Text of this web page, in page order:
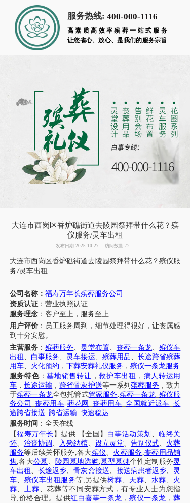
服务热线: 400-000-1116
高素质高效率殡葬一站式服务
让您省心、放心、是我们的服务宗旨
大连市西岗区香炉礁街道去陵园祭拜带什么花？殡
仪服务/灵车出租
发布日期:2025-10-27 访问数量:72
大连市西岗区香炉礁街道去陵园祭拜带什么花 ？殡仪服
务/灵车出租
公司名称： 福寿万年长殡葬服务公司
资质认证：营业执照认证
服务理念：客户至上，服务至上
用户评价 ： 员工服务周到，细节处理得很好，让丧属感
到十分安慰。
主营服务 ：殡葬服务、 灵堂布置、 丧葬一条龙、殡仪车
出租 、 白事服务、 灵车接运、 殡葬用品、 长途跨省殡葬
用车、 火化预约 ， 下葬安葬礼仪服务 ， 殡仪一条龙服务
服务特色：墓地销售转让 ，救护车出租 ， 病人转运用
车， 长途运输 ，跨省骨灰护送等一系列 殡葬服务 ，致力
于殡葬一条龙全包托管式管家服务 .殡葬一条龙_ 殡仪服
务公司
_丧葬用车-葬花网 丧葬用车 全国就近派车 长
途跨省接送 跨省运输_快速稳达
服务时间 ：全天在线
【福寿万年长 】提供:【全国】 白事活动策划 、临终关
怀、 治丧协调 、 入殓纳棺、 设立灵堂、 告别仪式、 火葬
服务等后续关怀服务 ,各大殡仪、 火葬服务 ,丧葬用品销
售,各大公墓、 陵园墓地选购,墓型墓碑个性定制服务 灵
车出租 、长途返乡、骨灰盒接送、 接送病患者返乡、
灵
车、 殡仪车出租服务等,另提供树葬、 天葬、 水葬、 火
葬、土葬、花葬等不同安葬方式，有专业人士为您指
导,价格合理。提供红白喜事一条龙 ，殡仪一条龙 ，葬